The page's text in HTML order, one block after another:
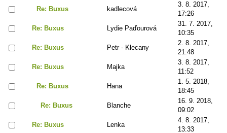
Re: Buxus
kadlecová
3. 8. 2017,
17:26
Re: Buxus
Lydie Paďourová
31. 7. 2017,
10:35
Re: Buxus
Petr - Klecany
2. 8. 2017,
21:48
Re: Buxus
Majka
3. 8. 2017,
11:52
Re: Buxus
Hana
1. 5. 2018,
18:45
Re: Buxus
Blanche
16. 9. 2018,
09:02
Re: Buxus
Lenka
4. 8. 2017,
13:33